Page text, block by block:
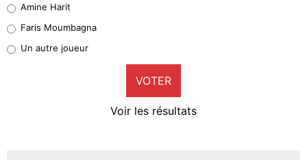
1%
9%
Amine Harit
Faris Moumbagna
Un autre joueur
VOTER
Voir les résultats